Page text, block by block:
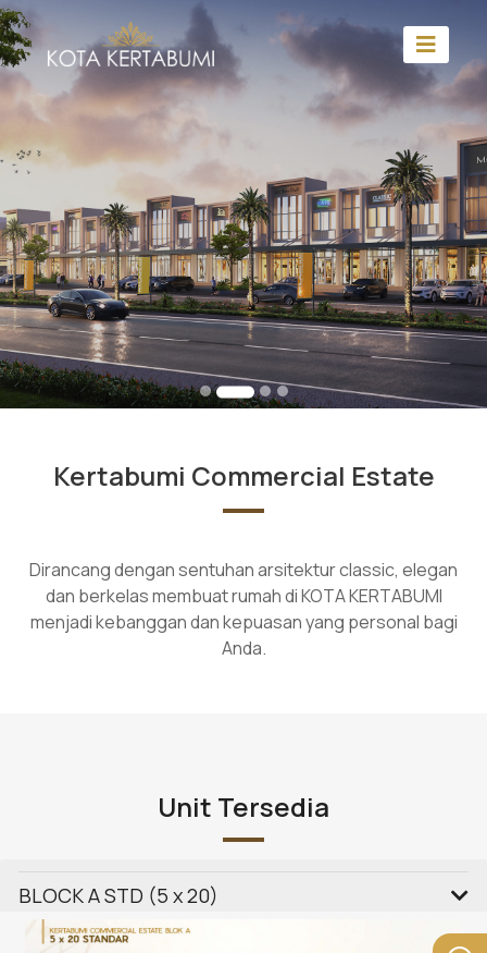
Kertabumi Commercial Estate
Dirancang dengan sentuhan arsitektur classic, elegan
dan berkelas membuat rumah di KOTA KERTABUMI
menjadi kebanggan dan kepuasan yang personal bagi
Anda.
Unit Tersedia
BLOCK A STD (5 x 20)